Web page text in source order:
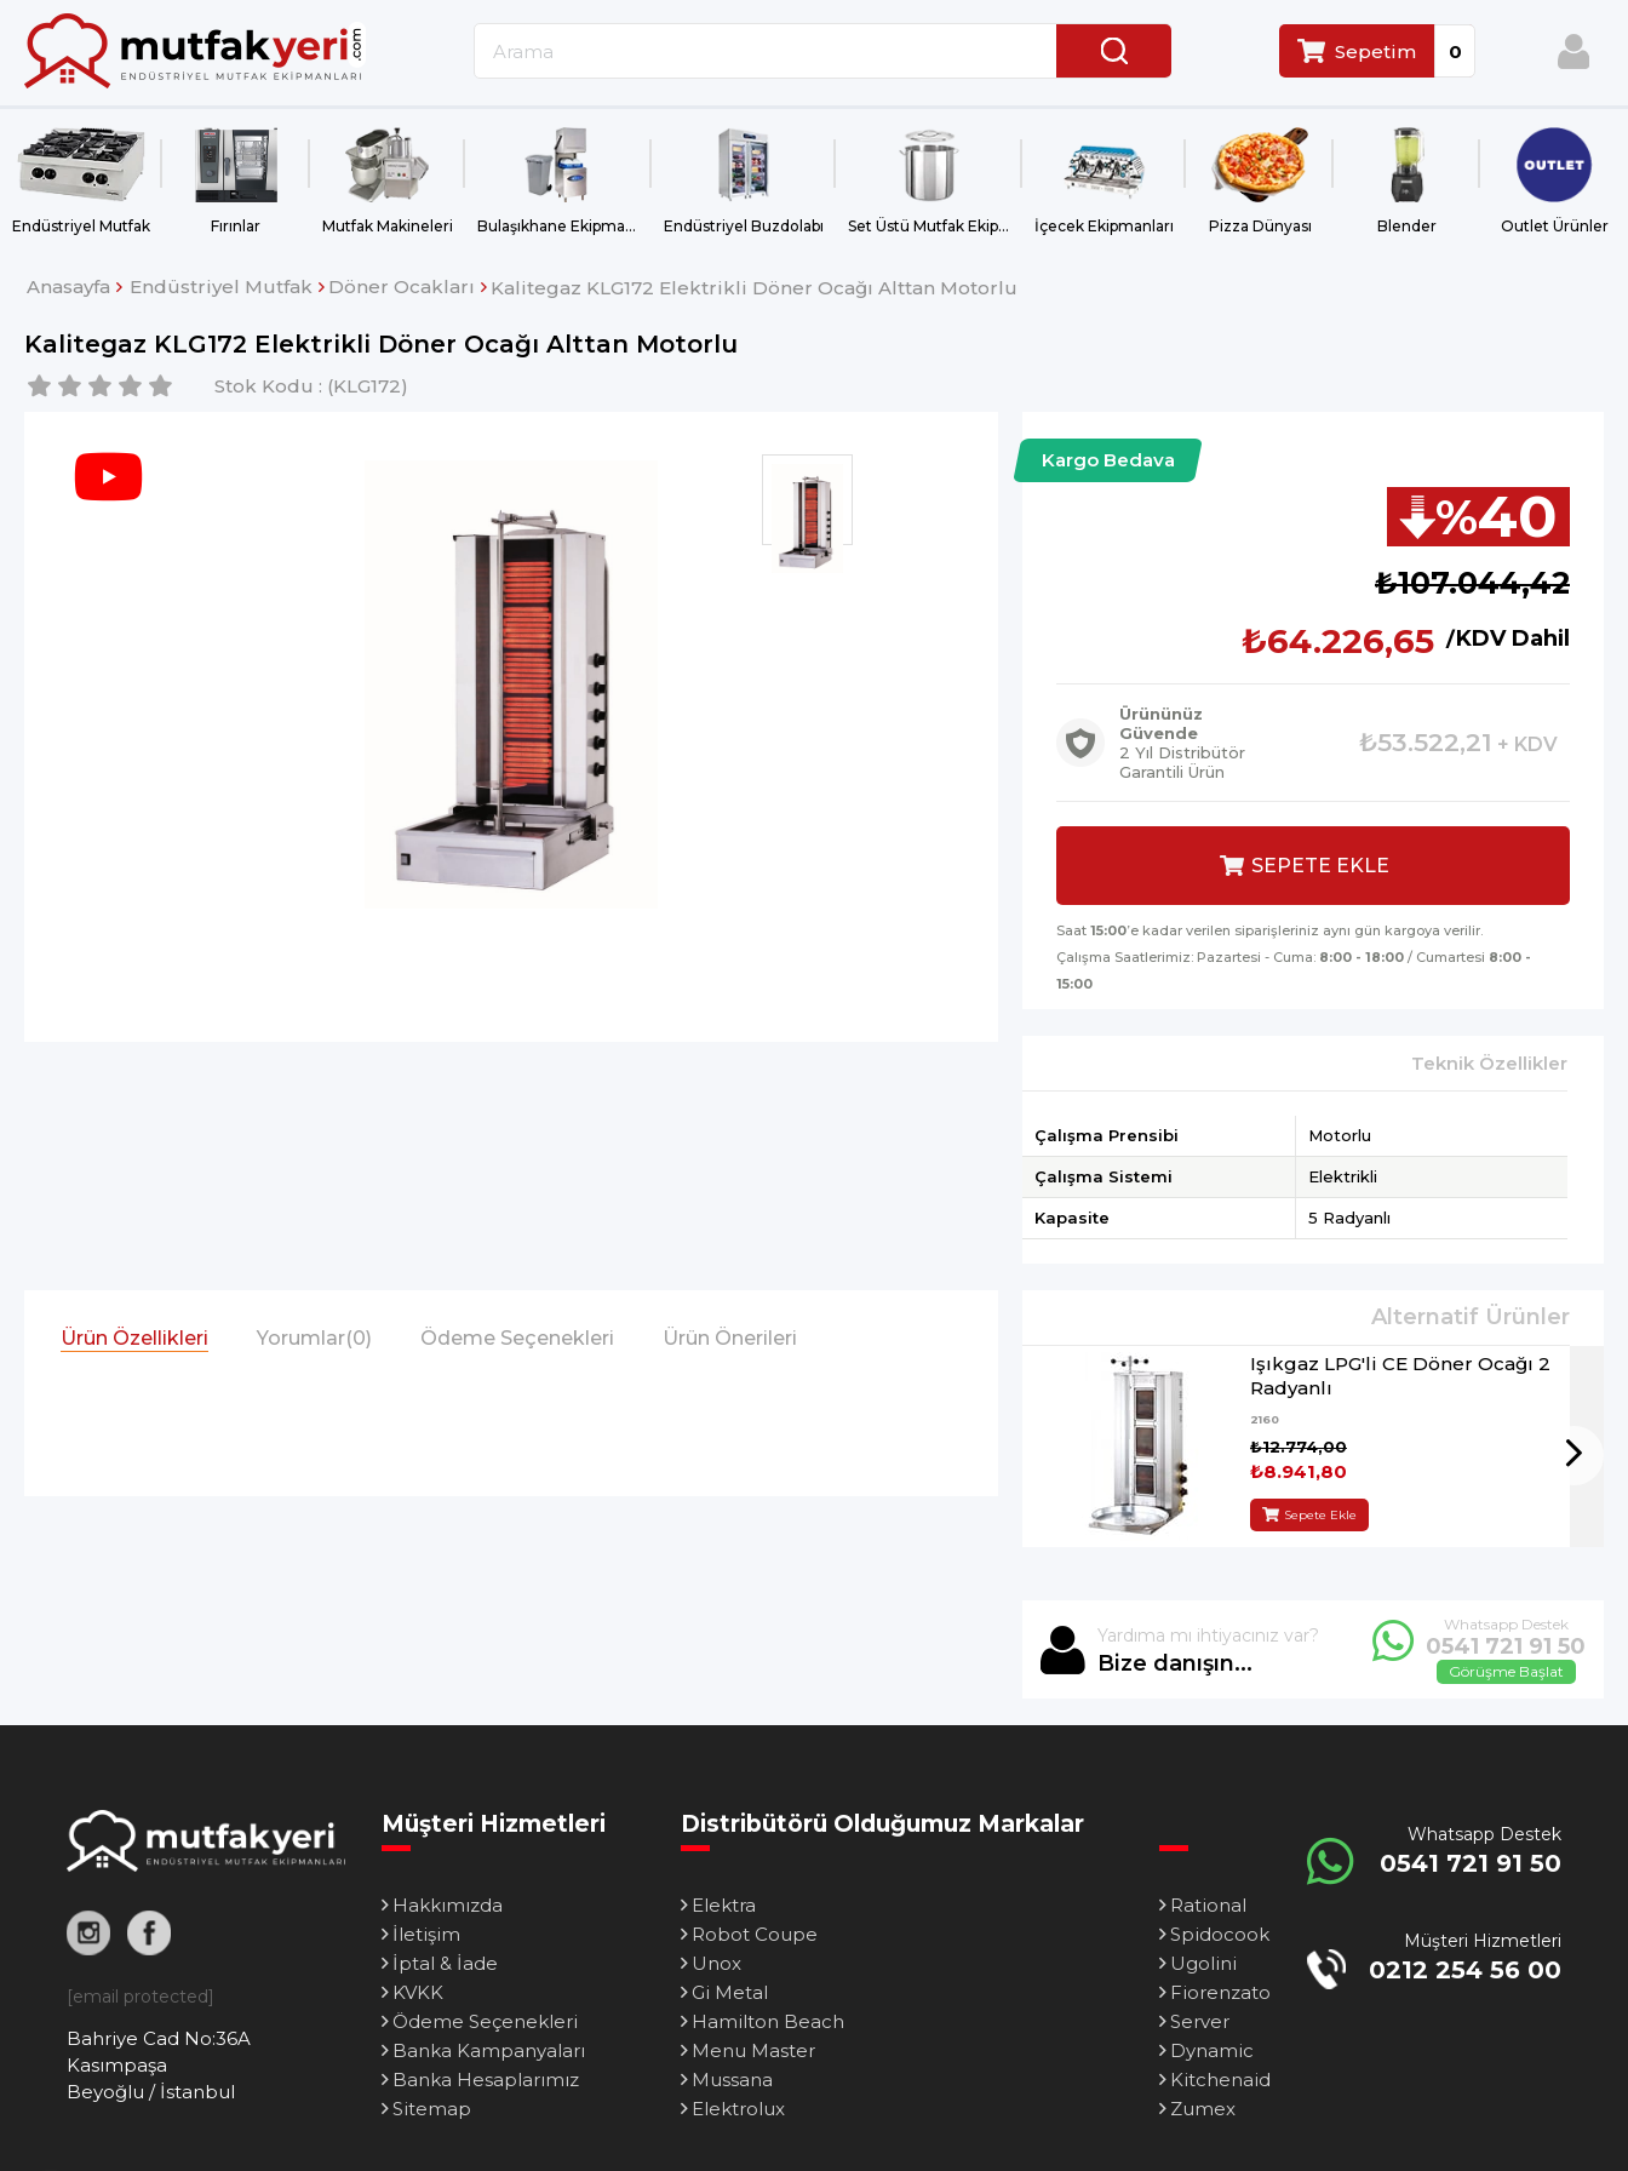
Sepetim 0
Endüstriyel Mutfak Fırınlar Mutfak Makineleri Bulaşıkhane Ekipmanları Endüstriyel Buzdolabı Set Üstü Mutfak Ekipmanları İçecek Ekipmanları Pizza Dünyası Blender Outlet Ürünler
Anasayfa Endüstriyel Mutfak Döner Ocakları Kalitegaz KLG172 Elektrikli Döner Ocağı Alttan Motorlu
Kalitegaz KLG172 Elektrikli Döner Ocağı Alttan Motorlu
Stok Kodu (KLG172)
Kargo Bedava
%40
İndirim
₺107.044,42
KDV Dahil
₺64.226,65
Ürününüz
Güvende
2 Yıl Distribütör
Garantili Ürün
₺53.522,21 + KDV
Saat 15:00’e kadar verilen siparişleriniz aynı gün kargoya verilir.
Çalışma Saatlerimiz: Pazartesi - Cuma: 8:00 - 18:00 / Cumartesi 8:00 -
15:00
Teknik Özellikler
Çalışma Prensibi Motorlu
Çalışma Sistemi Elektrikli
Kapasite 5 Radyanlı
Işıkgaz LPG'li CE Döner Ocağı 2
Radyanlı
2160
₺8.941,80
₺12.774,00
Sepete Ekle
Ürün Özellikleri Yorumlar(0) Ödeme Seçenekleri Ürün Önerileri
Yardıma mı ihtiyacınız var?
Bize danışın...
Whatsapp Destek
0541 721 91 50
Görüşme Başlat
[email protected]
Bahriye Cad No:36A
Kasımpaşa
Beyoğlu / İstanbul
Müşteri Hizmetleri
Hakkımızda
İletişim
İptal & İade
KVKK
Ödeme Seçenekleri
Banka Kampanyaları
Banka Hesaplarımız
Sitemap
Distribütörü Olduğumuz Markalar
Elektra
Robot Coupe
Unox
Gi Metal
Hamilton Beach
Menu Master
Mussana
Elektrolux
Rational
Spidocook
Ugolini
Fiorenzato
Server
Dynamic
Kitchenaid
Zumex
Whatsapp Destek
0541 721 91 50
Müşteri Hizmetleri
0212 254 56 00